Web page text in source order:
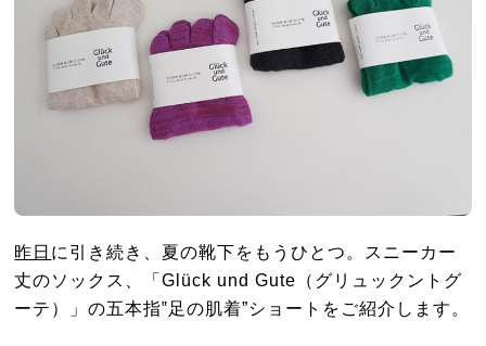
昨日 に引き続き、夏の靴下をもうひとつ。スニーカー
丈のソックス、「Glück und Gute（グリュックントグ
ーテ）」の五本指‟足の肌着”ショートをご紹介します。